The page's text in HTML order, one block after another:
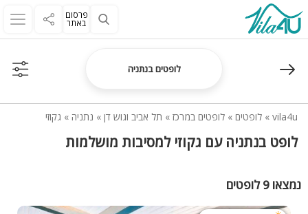
פרסום
באתר
לופטים בנתניה
vila4u
» לופטים » לופטים במרכז » תל אביב וגוש דן » נתניה » גקוזי
לופט בנתניה עם גקוזי למסיבות מושלמות
נמצאו 9 לופטים